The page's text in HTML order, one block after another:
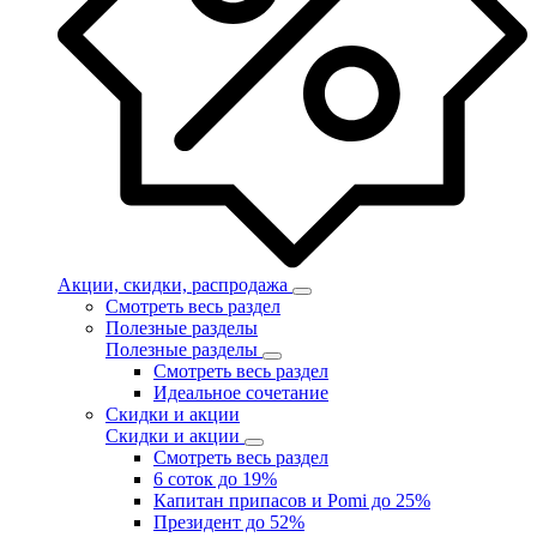
Акции, скидки, распродажа
Смотреть весь раздел
Полезные разделы
Полезные разделы
Смотреть весь раздел
Идеальное сочетание
Скидки и акции
Скидки и акции
Смотреть весь раздел
6 соток до 19%
Капитан припасов и Pomi до 25%
Президент до 52%